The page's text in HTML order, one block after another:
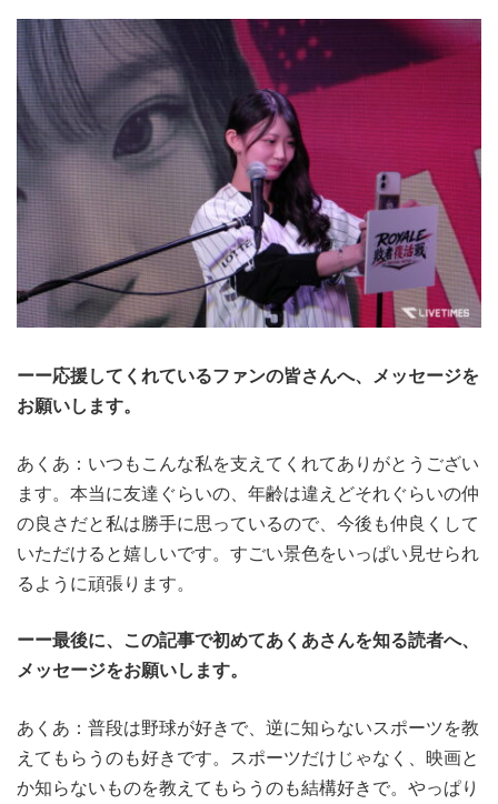
ーー応援してくれているファンの皆さんへ、メッセージを
お願いします。
あくあ：いつもこんな私を支えてくれてありがとうござい
ます。本当に友達ぐらいの、年齢は違えどそれぐらいの仲
の良さだと私は勝手に思っているので、今後も仲良くして
いただけると嬉しいです。すごい景色をいっぱい見せられ
るように頑張ります。
ーー最後に、この記事で初めてあくあさんを知る読者へ、
メッセージをお願いします。
あくあ：普段は野球が好きで、逆に知らないスポーツを教
えてもらうのも好きです。スポーツだけじゃなく、映画と
か知らないものを教えてもらうのも結構好きで。やっぱり